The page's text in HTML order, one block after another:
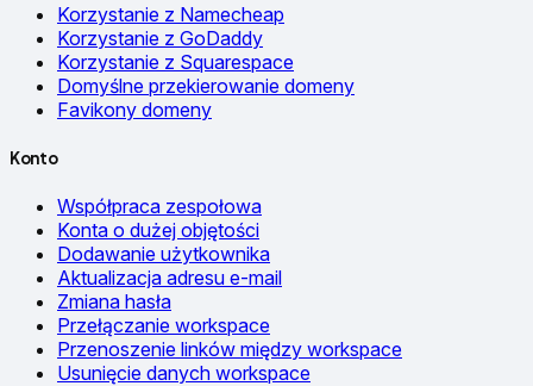
Korzystanie z Namecheap
Korzystanie z GoDaddy
Korzystanie z Squarespace
Domyślne przekierowanie domeny
Favikony domeny
Konto
Współpraca zespołowa
Konta o dużej objętości
Dodawanie użytkownika
Aktualizacja adresu e-mail
Zmiana hasła
Przełączanie workspace
Przenoszenie linków między workspace
Usunięcie danych workspace